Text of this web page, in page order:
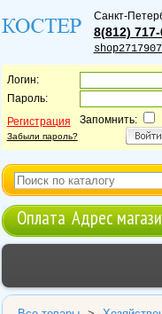
Санкт-
8(812)
Логин:
Пароль:
Регистрация
Забыли пароль?
Запомнить:
Оплата Адрес